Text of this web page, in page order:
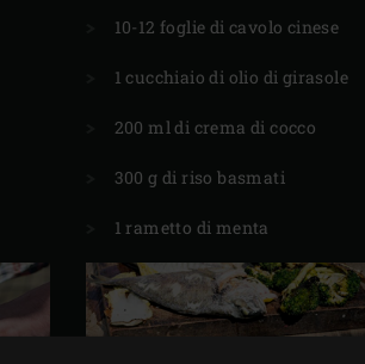
10-12 foglie di cavolo cinese
1 cucchiaio di olio di girasole
200 ml di crema di cocco
300 g di riso basmati
1 rametto di menta